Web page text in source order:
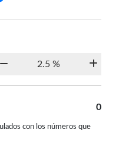
0
con los números que